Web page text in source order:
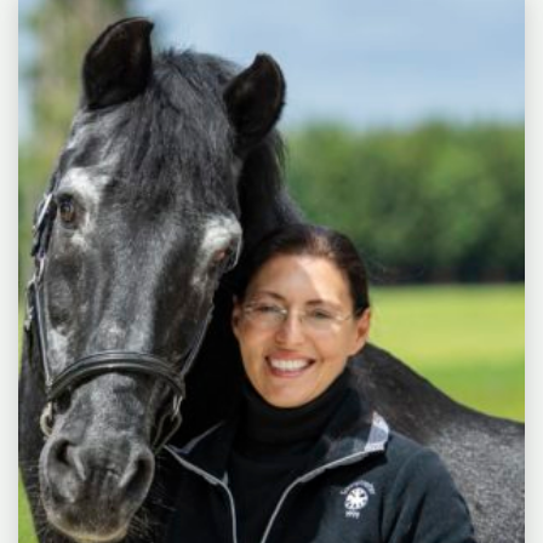
unseres Lebens sind die,...
WEITERLESEN"TINA
SCHUMACHER,
DAS
FLÜSTERN
DER
PFERDE"
Anja
Beran,
Blickschulung
Pferdegerechte
Ausbildung
erkennen